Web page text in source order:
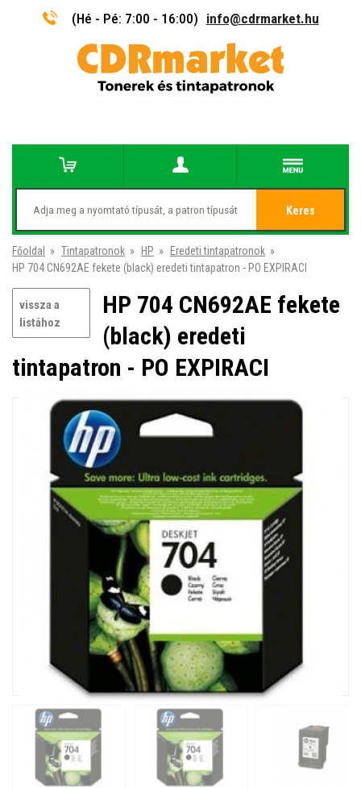
(Hé - Pé: 7:00 - 16:00) info@cdrmarket.hu
Keres
Főoldal » Tintapatronok » HP » Eredeti tintapatronok »
HP 704 CN692AE fekete (black) eredeti tintapatron - PO EXPIRACI
vissza a
listához
HP 704 CN692AE fekete
(black) eredeti
tintapatron - PO EXPIRACI